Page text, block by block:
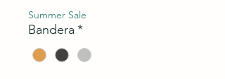
Summer Sale
Bandera *